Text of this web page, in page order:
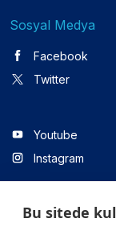
Sosyal Medya
Facebook
Twitter
Youtube
Instagram
Linkedin
Bu sitede